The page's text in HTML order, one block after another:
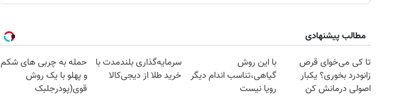
مطالب پیشنهادی
تا کی می‌خوای قرص
زانودرد بخوری؟ یکبار
اصولی درمانش کن
با این روش
گیاهی،تناسب اندام دیگر
رویا نیست
سرمایه‌گذاری بلندمدت با
خرید طلا از دیجی‌کالا
حمله به چربی های شکم
و پهلو با یک روش
قوی(پودرجلبک